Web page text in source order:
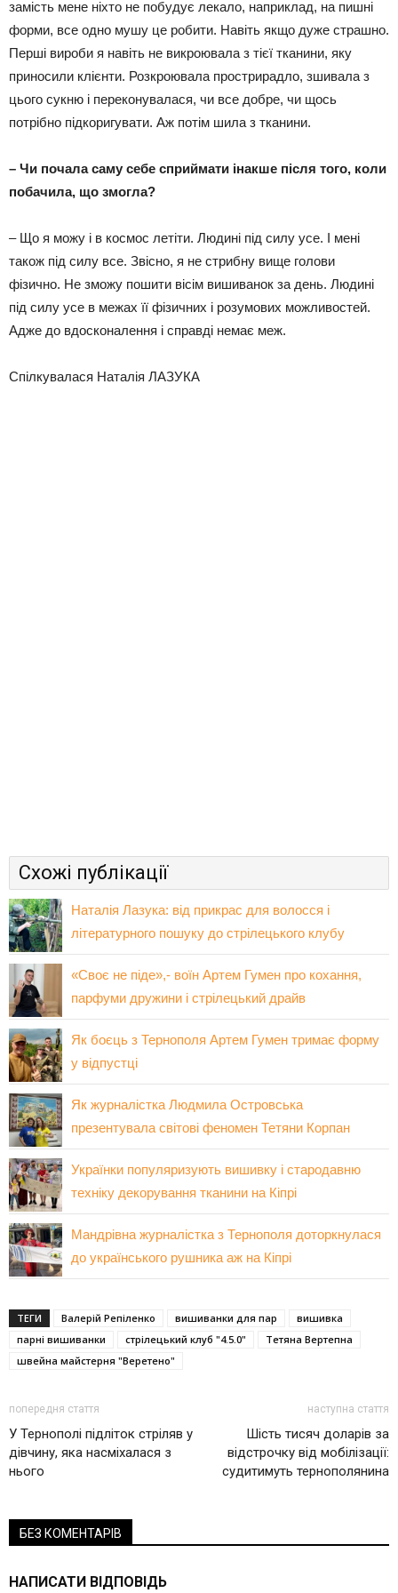
замість мене ніхто не побудує лекало, наприклад, на пишні
форми, все одно мушу це робити. Навіть якщо дуже страшно.
Перші вироби я навіть не викроювала з тієї тканини, яку
приносили клієнти. Розкроювала прострирадло, зшивала з
цього сукню і переконувалася, чи все добре, чи щось
потрібно підкоригувати. Аж потім шила з тканини.
– Чи почала саму себе сприймати інакше після того, коли
побачила, що змогла?
– Що я можу і в космос летіти. Людині під силу усе. І мені
також під силу все. Звісно, я не стрибну вище голови
фізично. Не зможу пошити вісім вишиванок за день. Людині
під силу усе в межах її фізичних і розумових можливостей.
Адже до вдосконалення і справді немає меж.
Спілкувалася Наталія ЛАЗУКА
Схожі публікації
Наталія Лазука: від прикрас для волосся і
літературного пошуку до стрілецького клубу
«Своє не піде»,- воїн Артем Гумен про кохання,
парфуми дружини і стрілецький драйв
Як боєць з Тернополя Артем Гумен тримає форму
у відпустці
Як журналістка Людмила Островська
презентувала світові феномен Тетяни Корпан
Українки популяризують вишивку і стародавню
техніку декорування тканини на Кіпрі
Мандрівна журналістка з Тернополя доторкнулася
до українського рушника аж на Кіпрі
ТЕГИ Валерій Репіленко вишиванки для пар
вишивка
парні вишиванки
стрілецький клуб "4.5.0"
Тетяна Вертепна
швейна майстерня "Веретено"
попередня стаття
У Тернополі підліток стріляв у
дівчину, яка насміхалася з
нього
наступна стаття
Шість тисяч доларів за
відстрочку від мобілізації:
судитимуть тернополянина
БЕЗ КОМЕНТАРІВ
НАПИСАТИ ВІДПОВІДЬ